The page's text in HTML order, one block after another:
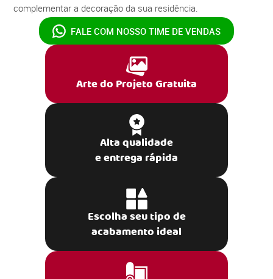
complementar a decoração da sua residência.
FALE COM NOSSO TIME DE VENDAS
Arte do Projeto Gratuita
Alta qualidade
e entrega rápida
Escolha seu tipo de
acabamento ideal